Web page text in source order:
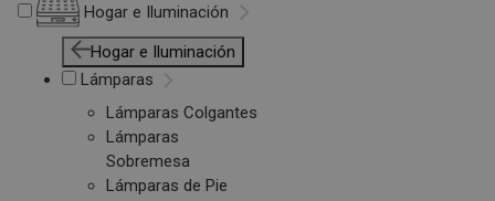
Hogar e Iluminación
Hogar e Iluminación
Lámparas
Lámparas Colgantes
Lámparas
Sobremesa
Lámparas de Pie